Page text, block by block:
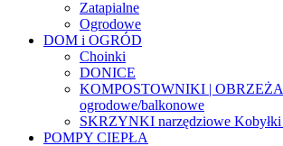
Zatapialne
Ogrodowe
DOM i OGRÓD
Choinki
DONICE
KOMPOSTOWNIKI |
ogrodowe/balkonowe
SKRZYNKI narzędziowe Kobyłki
POMPY CIEPŁA